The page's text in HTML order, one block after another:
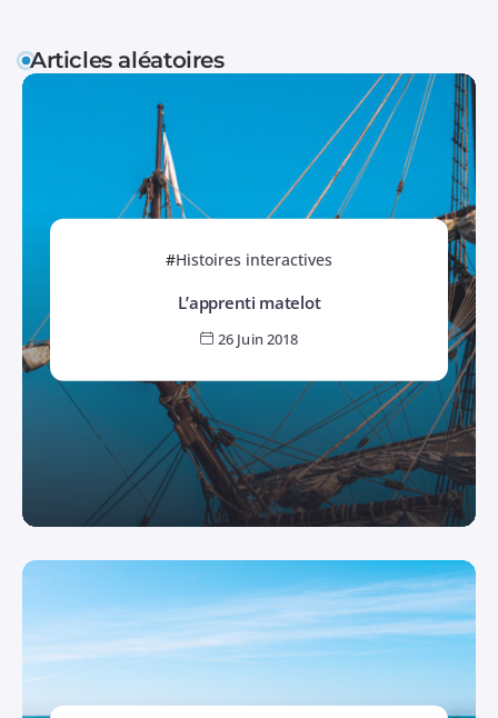
Articles aléatoires
Histoires interactives
L’apprenti matelot
26 Juin 2018